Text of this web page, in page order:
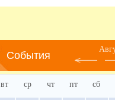
События
вт ср чт пт сб